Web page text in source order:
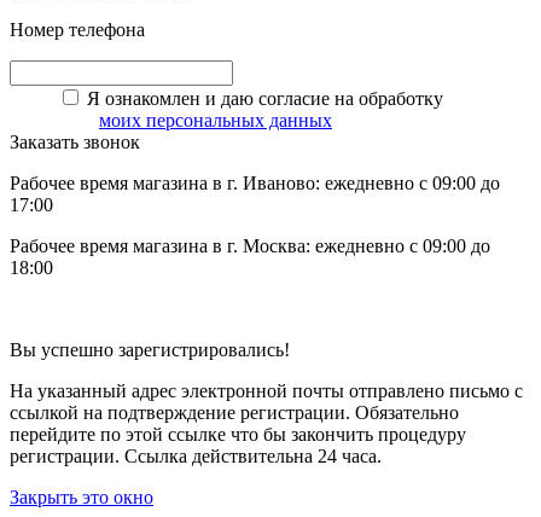
Номер телефона
Я ознакомлен и даю согласие на обработку
моих персональных данных
Заказать звонок
Рабочее время магазина в г. Иваново: ежедневно с 09:00 до
17:00
Рабочее время магазина в г. Москва: ежедневно с 09:00 до
18:00
Вы успешно зарегистрировались!
На указанный адрес электронной почты отправлено письмо с
ссылкой на подтверждение регистрации. Обязательно
перейдите по этой ссылке что бы закончить процедуру
регистрации. Ссылка действительна 24 часа.
Закрыть это окно